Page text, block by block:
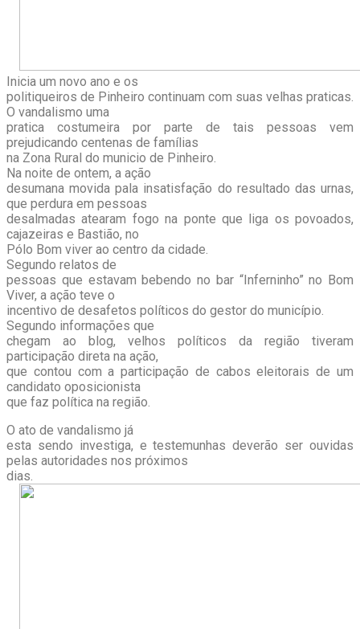
Inicia um novo ano e os
politiqueiros de Pinheiro continuam com suas velhas praticas.
O vandalismo uma
pratica costumeira por parte de tais pessoas vem
prejudicando centenas de famílias
na Zona Rural do municio de Pinheiro.
Na noite de ontem, a ação
desumana movida pala insatisfação do resultado das urnas,
que perdura em pessoas
desalmadas atearam fogo na ponte que liga os povoados,
cajazeiras e Bastião, no
Pólo Bom viver ao centro da cidade.
Segundo relatos de
pessoas que estavam bebendo no bar “Inferninho” no Bom
Viver, a ação teve o
incentivo de desafetos políticos do gestor do município.
Segundo informações que
chegam ao blog, velhos políticos da região tiveram
participação direta na ação,
que contou com a participação de cabos eleitorais de um
candidato oposicionista
que faz política na região.
O ato de vandalismo já
esta sendo investiga, e testemunhas deverão ser ouvidas
pelas autoridades nos próximos
dias.